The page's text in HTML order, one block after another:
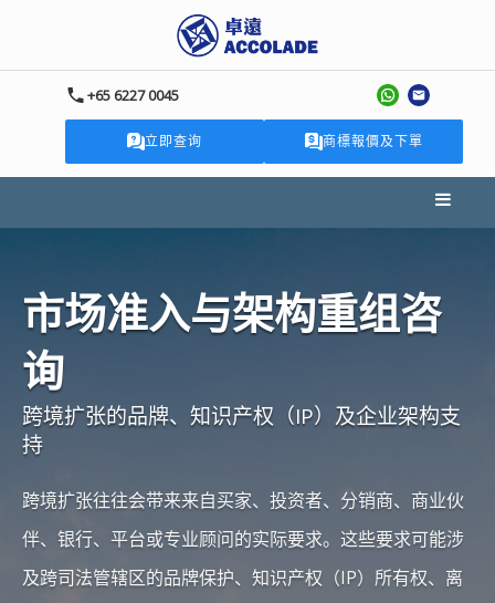
+65 6227 0045
立即查询 商標報價及下單
市场准入与架构重组咨
询
跨境扩张的品牌、知识产权（IP）及企业架构支
持
跨境扩张往往会带来来自买家、投资者、分销商、商业伙
伴、银行、平台或专业顾问的实际要求。这些要求可能涉
及跨司法管辖区的品牌保护、知识产权（IP）所有权、离